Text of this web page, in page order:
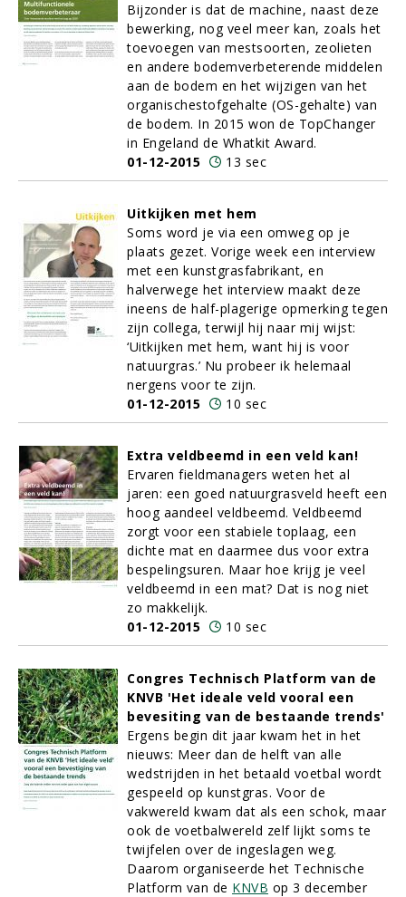
Bijzonder is dat de machine, naast deze
bewerking, nog veel meer kan, zoals het
toevoegen van mestsoorten, zeolieten
en andere bodemverbeterende middelen
aan de bodem en het wijzigen van het
organischestofgehalte (OS-gehalte) van
de bodem. In 2015 won de TopChanger
in Engeland de Whatkit Award.
01-12-2015
13 sec
Uitkijken met hem
Soms word je via een omweg op je
plaats gezet. Vorige week een interview
met een kunstgrasfabrikant, en
halverwege het interview maakt deze
ineens de half-plagerige opmerking tegen
zijn collega, terwijl hij naar mij wijst:
‘Uitkijken met hem, want hij is voor
natuurgras.’ Nu probeer ik helemaal
nergens voor te zijn.
01-12-2015
10 sec
Extra veldbeemd in een veld kan!
Ervaren fieldmanagers weten het al
jaren: een goed natuurgrasveld heeft een
hoog aandeel veldbeemd. Veldbeemd
zorgt voor een stabiele toplaag, een
dichte mat en daarmee dus voor extra
bespelingsuren. Maar hoe krijg je veel
veldbeemd in een mat? Dat is nog niet
zo makkelijk.
01-12-2015
10 sec
Congres Technisch Platform van de
KNVB 'Het ideale veld vooral een
bevesiting van de bestaande trends'
Ergens begin dit jaar kwam het in het
nieuws: Meer dan de helft van alle
wedstrijden in het betaald voetbal wordt
gespeeld op kunstgras. Voor de
vakwereld kwam dat als een schok, maar
ook de voetbalwereld zelf lijkt soms te
twijfelen over de ingeslagen weg.
Daarom organiseerde het Technische
Platform van de KNVB op 3 december